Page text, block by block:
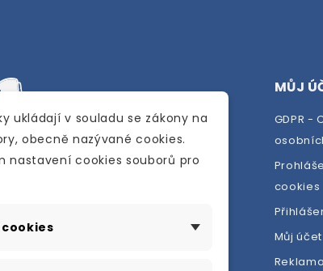
a kamenné knihkupectví se
jazyka.
MŮJ
GDPR -
cookies
Můj účet
ukládají v souladu se zákony na
obecně nazývané cookies.
nastavení cookies souborů pro